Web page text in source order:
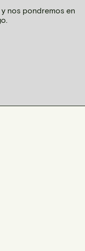
nos pondremos en